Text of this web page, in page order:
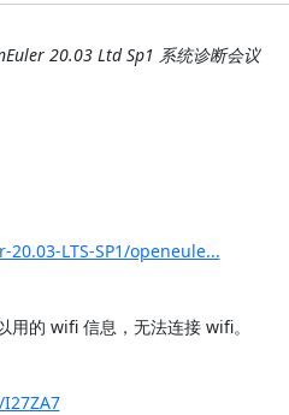
20.03 Ltd Sp1 系统诊断会议
LTS-SP1/openeule...
的 wifi 信息，无法连接 wifi。